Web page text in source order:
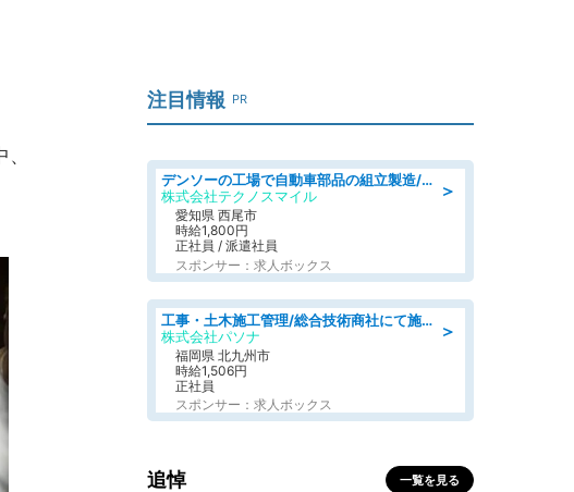
注目情報 PR
＞
デンソーの工場で自動車部品の組立製造/denso aichi
株式会社テクノスマイル
愛知県 西尾市
時給1,800円
正社員 / 派遣社員
スポンサー：求人ボックス
＞
工事・土木施工管理/総合技術商社にて施工管理のお仕事/即日勤務可/車通勤可/工事・土木施工管理/生産・品質管理
株式会社パソナ
福岡県 北九州市
時給1,506円
正社員
スポンサー：求人ボックス
追悼 一覧を見る